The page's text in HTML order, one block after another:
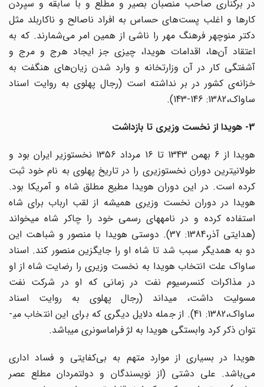
در برکناری صاحب منصبان بصیر و مطلع و با سابقه و سپردن
کارها و اغلب پست‌های حساس به افراد ناصالح و ناکاربلد مثل
دکتر منوچهر فرهنگ مهر را ناشی از همین امر می‌شمارند. که به
اعتقاد آن‌ها، اقدامات هویدا، چیزی جز ایجاد هرج و مرج و
آشفتگی کار در آن وزارتخانه و وارد شدن زیان‌های هنگفت به
خزانه‌ی کشور در بر نداشته است (رجال پهلوی به روایت اسناد
ساواک،1382: 146-143).
هویدا از 6 بهمن 1343 تا 16 مرداد 1356 نخست­وزیر ایران بود و
طولانی­ترین دوران نخست­وزیری را در تاریخ پهلوی به نام خود ثبت
کرده است. در این دوران هویدا مطیع مطلق شاه و آمریکا بود.
هویدا در دوران نخست وزیری همیشه از لقب ارباب برای شاه
استفاده کرده و در نامه­های رسمی خود را چاکر شاه می­خواند
(هدایتی آذر،1384: 37). دوستی هویدا با منصور و شباهت این
دو به همدیگر سبب شد تا شاه او را جایگزین منصور کند. اسناد
ساواک علت انتخاب هویدا به نخست وزیری را رضایت شاه از او
در مذاکرات کنسرسیوم نفت در زمانی که او در شرکت نفت
مسولیت داشت، می­داند (رجال پهلوی به روایت اسناد
ساواک،1382: 41). از جمله دلایل دیگری که برای این انتخاب می­
توان ذکر کرد وابستگی هویدا به لژ فراماسونری می­باشد.
هویدا در بسیاری از موارد متهم به بی‌کفایتی و فساد اداری
می‌باشد. علی دشتی (از نویسندگان و دولتمردان مطلع عصر